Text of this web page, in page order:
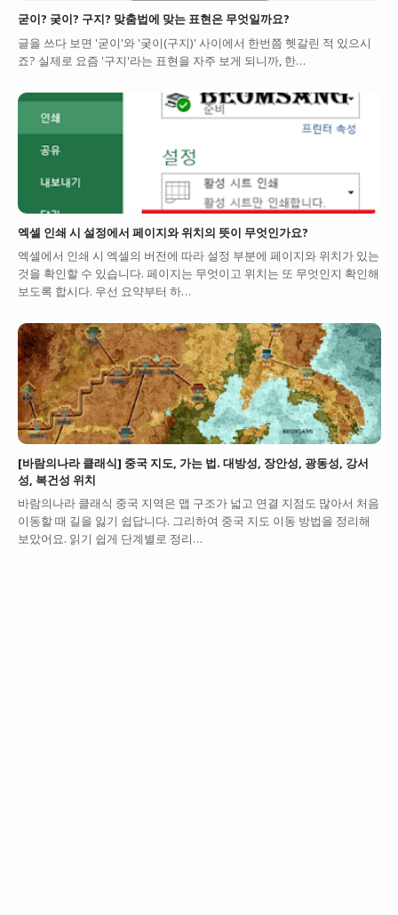
굳이? 궂이? 구지? 맞춤법에 맞는 표현은 무엇일까요?
글을 쓰다 보면 '굳이'와 '궂이(구지)' 사이에서 한번쯤 헷갈린 적 있으시
죠? 실제로 요즘 '구지'라는 표현을 자주 보게 되니까, 한…
엑셀 인쇄 시 설정에서 페이지와 위치의 뜻이 무엇인가요?
엑셀에서 인쇄 시 엑셀의 버전에 따라 설정 부분에 페이지와 위치가 있는
것을 확인할 수 있습니다. 페이지는 무엇이고 위치는 또 무엇인지 확인해
보도록 합시다. 우선 요약부터 하…
[바람의나라 클래식] 중국 지도, 가는 법. 대방성, 장안성, 광동성, 강서
성, 복건성 위치
바람의나라 클래식 중국 지역은 맵 구조가 넓고 연결 지점도 많아서 처음
이동할 때 길을 잃기 쉽답니다. 그리하여 중국 지도 이동 방법을 정리해
보았어요. 읽기 쉽게 단계별로 정리…